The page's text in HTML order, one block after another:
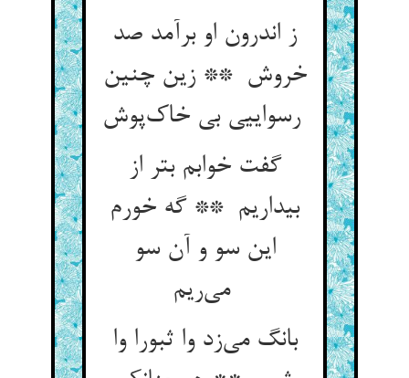
ز اندرون او برآمد صد
خروش ** زین چنین
رسواییی بی خاک‌پوش
گفت خوابم بتر از
بیداریم ** گه خورم
این سو و آن سو
می‌ریم
بانگ می‌زد وا ثبورا وا